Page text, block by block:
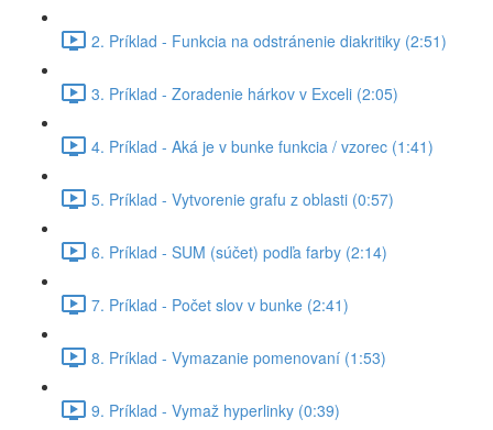
2. Príklad - Funkcia na odstránenie diakritiky (2:51)
3. Príklad - Zoradenie hárkov v Exceli (2:05)
4. Príklad - Aká je v bunke funkcia / vzorec (1:41)
5. Príklad - Vytvorenie grafu z oblasti (0:57)
6. Príklad - SUM (súčet) podľa farby (2:14)
7. Príklad - Počet slov v bunke (2:41)
8. Príklad - Vymazanie pomenovaní (1:53)
9. Príklad - Vymaž hyperlinky (0:39)